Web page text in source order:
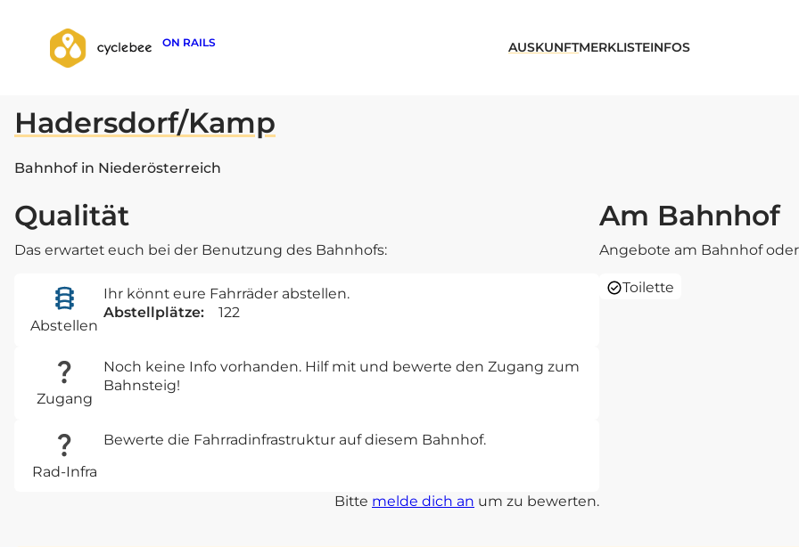
ON RAILS AUSKUNFTMERKLISTEINFOS
zurück zur Suche
Hadersdorf/Kamp
Bahnhof in Niederösterreich
Qualität
Das erwartet euch bei der Benutzung des Bahnhofs:
Abstellen
Ihr könnt eure Fahrräder abstellen.
Abstellplätze:
122
Zugang
Noch keine Info vorhanden. Hilf mit und bewerte den Zugang zum
Bahnsteig!
Rad-Infra
Bewerte die Fahrradinfrastruktur auf diesem Bahnhof.
Bitte melde dich an um zu bewerten.
Am Bahnhof
Angebote am Bahnhof
Toilette